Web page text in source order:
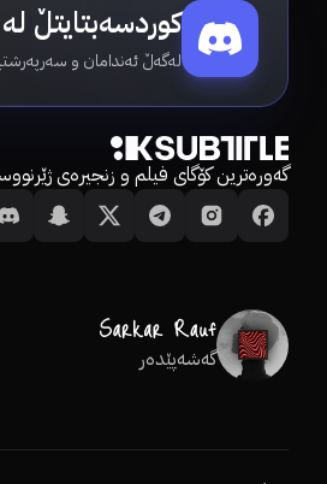
کوردسەبتایتڵ
لەگەڵ ئەندامان و
گەورەترین کۆگای فیلم و زنجیرەی
گەشەپێدەر